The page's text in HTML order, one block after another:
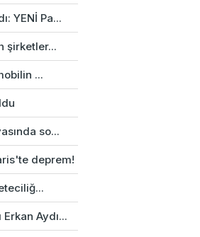
YENİ Pa...
şirketler...
...
so...
deprem!
Aydı...